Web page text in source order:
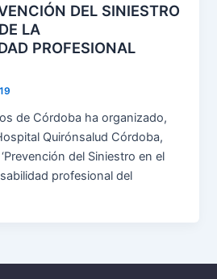
DEL SINIESTRO
LA
PROFESIONAL
de Córdoba ha organizado,
Quirónsalud Córdoba,
del Siniestro en el
profesional del